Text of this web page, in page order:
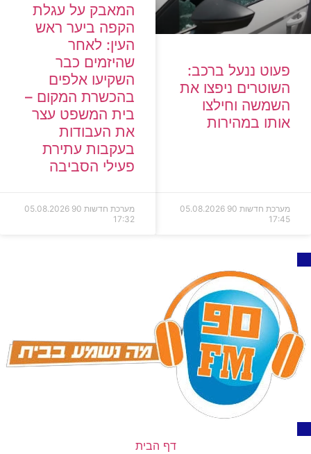
פעוט ננעל ברכב:
השוטרים ניפצו את
השמשה וחילצו
אותו במהירות
מערכת חדשות 90
05.08.2026
17:45
המאבק על עגלת
הקפה ביער ראש
העין: לאחר
שהיזמים כבר
השקיעו אלפים
בהכשרת המקום –
בית המשפט עצר
את העבודות
בעקבות עתירת
פעילי הסביבה
מערכת חדשות 90
05.08.2026
17:32
דף הבית